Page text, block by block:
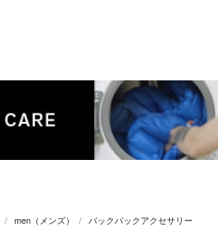
men（メンズ） バックパックアクセサリー